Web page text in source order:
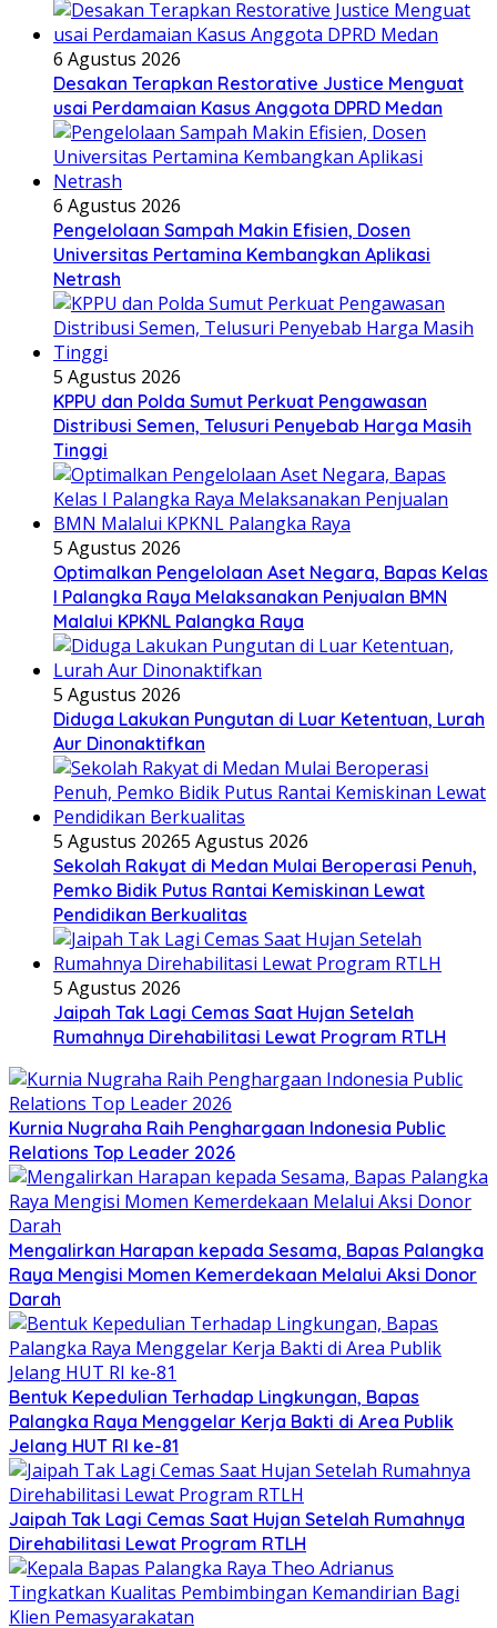
6 Agustus 2026
Desakan Terapkan Restorative Justice Menguat
usai Perdamaian Kasus Anggota DPRD Medan
6 Agustus 2026
Pengelolaan Sampah Makin Efisien, Dosen
Universitas Pertamina Kembangkan Aplikasi
Netrash
5 Agustus 2026
KPPU dan Polda Sumut Perkuat Pengawasan
Distribusi Semen, Telusuri Penyebab Harga Masih
Tinggi
5 Agustus 2026
Optimalkan Pengelolaan Aset Negara, Bapas Kelas
I Palangka Raya Melaksanakan Penjualan BMN
Malalui KPKNL Palangka Raya
5 Agustus 2026
Diduga Lakukan Pungutan di Luar Ketentuan, Lurah
Aur Dinonaktifkan
5 Agustus 20265 Agustus 2026
Sekolah Rakyat di Medan Mulai Beroperasi Penuh,
Pemko Bidik Putus Rantai Kemiskinan Lewat
Pendidikan Berkualitas
5 Agustus 2026
Jaipah Tak Lagi Cemas Saat Hujan Setelah
Rumahnya Direhabilitasi Lewat Program RTLH
Kurnia Nugraha Raih Penghargaan Indonesia Public
Relations Top Leader 2026
Mengalirkan Harapan kepada Sesama, Bapas Palangka
Raya Mengisi Momen Kemerdekaan Melalui Aksi Donor
Darah
Bentuk Kepedulian Terhadap Lingkungan, Bapas
Palangka Raya Menggelar Kerja Bakti di Area Publik
Jelang HUT RI ke-81
Jaipah Tak Lagi Cemas Saat Hujan Setelah Rumahnya
Direhabilitasi Lewat Program RTLH